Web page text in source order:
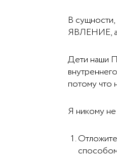
В
ЯВЛЕНИЕ, а
Дети наши
потому что
Я никому